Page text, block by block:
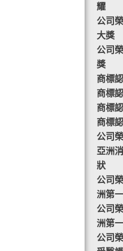
耀
公司
大獎
公司
獎
商標
商標
商標
商標
公司
亞洲
狀
公司
洲第
公司
洲第
公司